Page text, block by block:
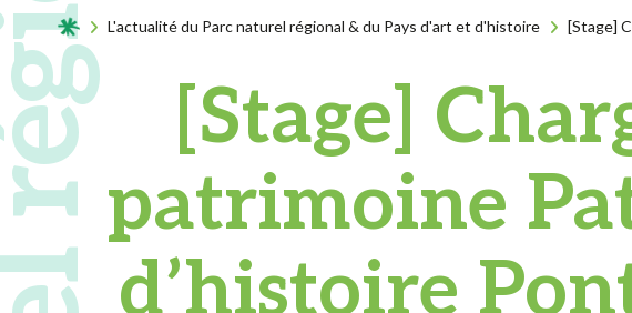
Acceuil L'actualité du Parc naturel régional & du Pays d'art et d'histoire [Stage]
[Stage]
patrimoine
d’histoire